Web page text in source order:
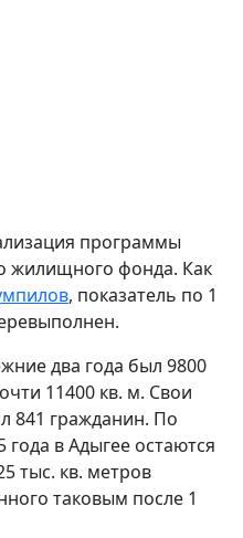
программы
жилищного фонда. Как
, показатель по 1
два года был 9800
11400 кв. м. Свои
841 гражданин. По
в Адыгее остаются
тыс. кв. метров
таковым после 1